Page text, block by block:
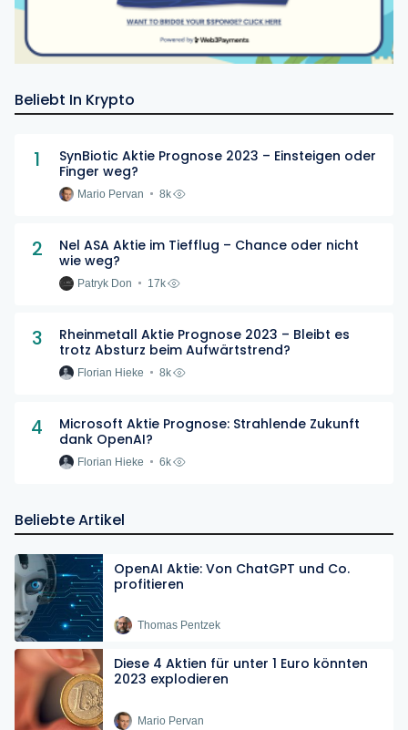
Beliebt In Krypto
1
SynBiotic Aktie Prognose 2023 – Einsteigen oder
Finger weg?
Mario Pervan 8k
2
Nel ASA Aktie im Tiefflug – Chance oder nicht
wie weg?
Patryk Don 17k
3
Rheinmetall Aktie Prognose 2023 – Bleibt es
trotz Absturz beim Aufwärtstrend?
Florian Hieke 8k
4
Microsoft Aktie Prognose: Strahlende Zukunft
dank OpenAI?
Florian Hieke 6k
Beliebte Artikel
OpenAI Aktie: Von ChatGPT und Co.
profitieren
Thomas Pentzek
Diese 4 Aktien für unter 1 Euro könnten
2023 explodieren
Mario Pervan